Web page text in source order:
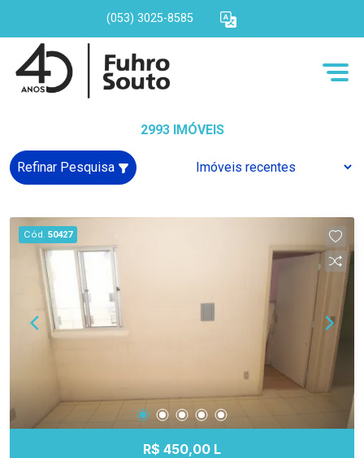
(053) 3025-8585
2993 IMÓVEIS
Refinar Pesquisa
Cód. 50427
R$ 450,00 L